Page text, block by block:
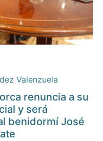
Valenzuela
renuncia a su
y será
benidormí José